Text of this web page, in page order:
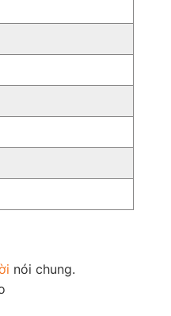
nói chung.